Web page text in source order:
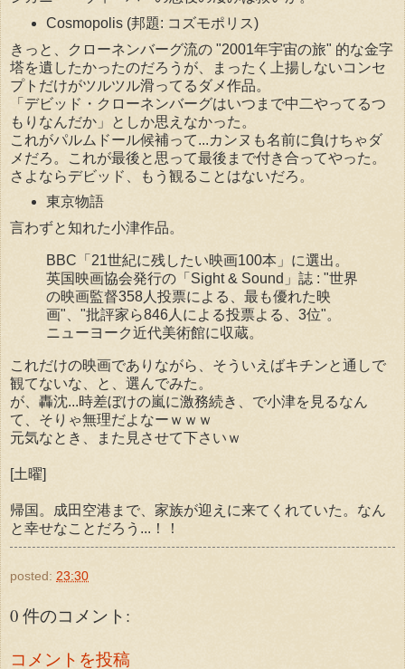
Cosmopolis (邦題: コズモポリス)
きっと、クローネンバーグ流の "2001年宇宙の旅" 的な金字
塔を遺したかったのだろうが、まったく上揚しないコンセ
プトだけがツルツル滑ってるダメ作品。
「デビッド・クローネンバーグはいつまで中二やってるつ
もりなんだか」としか思えなかった。
これがパルムドール候補って...カンヌも名前に負けちゃダ
メだろ。これが最後と思って最後まで付き合ってやった。
さよならデビッド、もう観ることはないだろ。
東京物語
言わずと知れた小津作品。
BBC「21世紀に残したい映画100本」に選出。
英国映画協会発行の「Sight & Sound」誌 : "世界
の映画監督358人投票による、最も優れた映
画"、"批評家ら846人による投票よる、3位"。
ニューヨーク近代美術館に収蔵。
これだけの映画でありながら、そういえばキチンと通しで
観てないな、と、選んでみた。
が、轟沈...時差ぼけの嵐に激務続き、で小津を見るなん
て、そりゃ無理だよなーｗｗｗ
元気なとき、また見させて下さいｗ
[土曜]
帰国。成田空港まで、家族が迎えに来てくれていた。なん
と幸せなことだろう...！！
posted: 23:30
0 件のコメント:
コメントを投稿